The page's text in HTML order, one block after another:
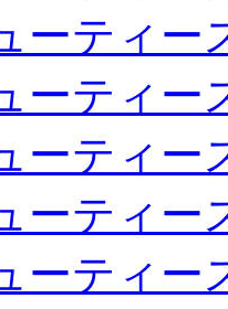
ーティー
ーティー
ーティー
ーティー
ーティー